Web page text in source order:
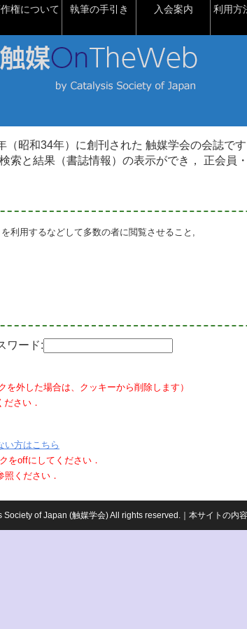
権について 執筆の手引き 入会案内 利用方
昭和34年）に創刊された 触媒学会の会誌です
索と結果（書誌情報）の表示ができ， 正会員
利用するなどして多数の者に閲覧させること,
ワード:
外した場合は、クッキーから削除します）
さい．
い方はこちら
をoffにしてください．
照ください．
of Japan (触媒学会) All rights reserved.｜本サイトの内